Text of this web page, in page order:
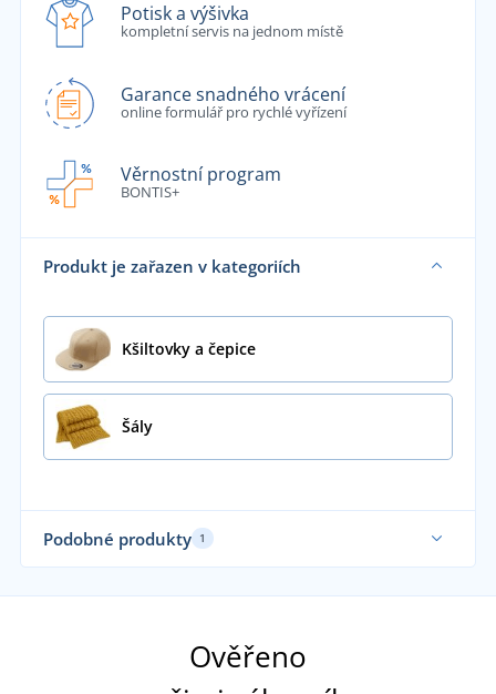
Potisk a výšivka
kompletní servis na jednom místě
Garance snadného vrácení
online formulář pro rychlé vyřízení
Věrnostní program
BONTIS+
Produkt je zařazen v kategoriích
Kšiltovky a čepice
Šály
Podobné produkty 1
Ověřeno